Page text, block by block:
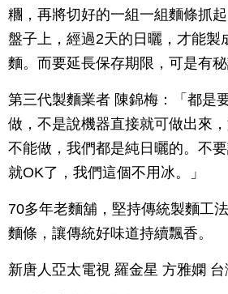
糰，再將切好的一組一組麵條抓
盤子上，經過2天的日曬，才能製
麵。而要延長保存期限，可是有秘
第三代製麵業者 陳錦梅：「都是
做，不是說機器直接就可做出來
不能做，我們都是純日曬的。不
就OK了，我們這個不用冰。」
70多年老麵舖，堅持傳統製麵工
麵條，讓傳統好味道持續飄香。
新唐人亞太電視 羅金星 方雅嫻